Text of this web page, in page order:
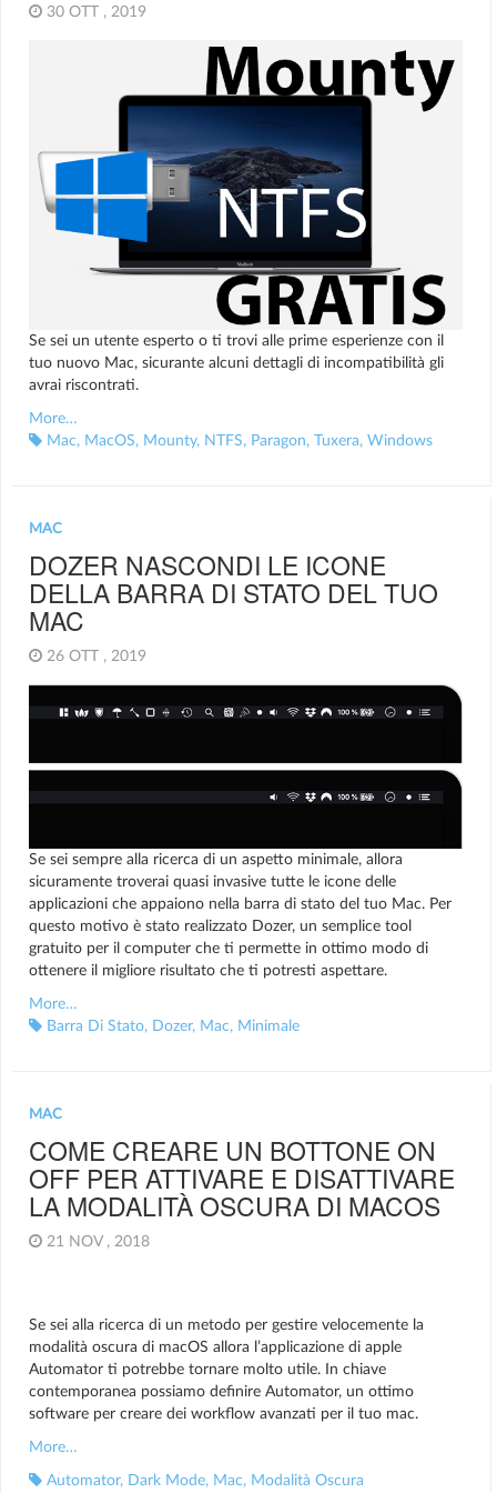
30 OTT , 2019
Se sei un utente esperto o ti trovi alle prime esperienze con il
tuo nuovo Mac, sicurante alcuni dettagli di incompatibilità gli
avrai riscontrati.
More…
Mac, MacOS, Mounty, NTFS, Paragon, Tuxera, Windows
MAC
DOZER NASCONDI LE ICONE
DELLA BARRA DI STATO DEL TUO
MAC
26 OTT , 2019
Se sei sempre alla ricerca di un aspetto minimale, allora
sicuramente troverai quasi invasive tutte le icone delle
applicazioni che appaiono nella barra di stato del tuo Mac. Per
questo motivo è stato realizzato Dozer, un semplice tool
gratuito per il computer che ti permette in ottimo modo di
ottenere il migliore risultato che ti potresti aspettare.
More…
Barra Di Stato, Dozer, Mac, Minimale
MAC
COME CREARE UN BOTTONE ON
OFF PER ATTIVARE E DISATTIVARE
LA MODALITÀ OSCURA DI MACOS
21 NOV , 2018
Se sei alla ricerca di un metodo per gestire velocemente la
modalità oscura di macOS allora l’applicazione di apple
Automator ti potrebbe tornare molto utile. In chiave
contemporanea possiamo definire Automator, un ottimo
software per creare dei workflow avanzati per il tuo mac.
More…
Automator, Dark Mode, Mac, Modalità Oscura